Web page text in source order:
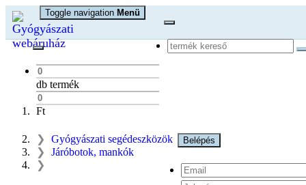
Toggle navigation Menü
db termék
Ft
Belépés
Gyógyászati segédeszközök
Járóbotok, mankók